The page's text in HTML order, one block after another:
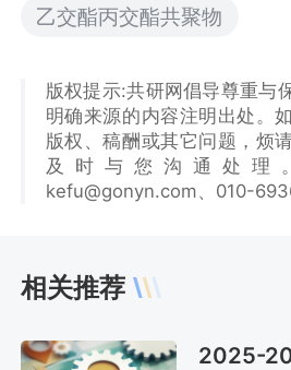
乙交酯丙交酯共聚物
版权提示:共研网倡导尊重与
明确来源的内容注明出处。
版权、稿酬或其它问题，烦
及时与您沟通处理
kefu@gonyn.com、010-
相关推荐
2025-